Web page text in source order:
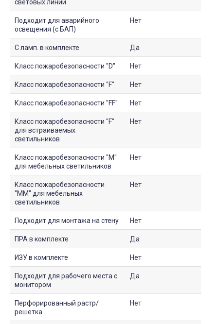
световых линий
Подходит для аварийного
освещения (с БАП)
Нет
С ламп. в комплекте Да
Класс пожаробезопасности "D" Нет
Класс пожаробезопасности "F" Нет
Класс пожаробезопасности "FF" Нет
Класс пожаробезопасности "F"
для встраиваемых
светильников
Нет
Класс пожаробезопасности "М"
для мебельных светильников
Нет
Класс пожаробезопасности
"ММ" для мебельных
светильников
Нет
Подходит для монтажа на стену Нет
ПРА в комплекте Да
ИЗУ в комплекте Нет
Подходит для рабочего места с
монитором
Да
Перфорированный растр/
решетка
Нет